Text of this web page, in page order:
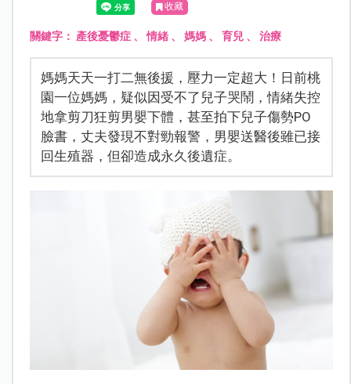
收藏
關鍵字： 產後憂鬱症、情緒、 媽媽、 育兒、 治療
媽媽天天一打二無後援，壓力一定超大！日前桃
園一位媽媽，疑似因受不了兒子哭鬧，情緒失控
地拿剪刀狂剪男嬰下體，甚至拍下兒子傷勢PO
臉書，丈夫發現不對勁報警，男嬰送醫後雖已接
回生殖器，但卻造成永久後遺症。